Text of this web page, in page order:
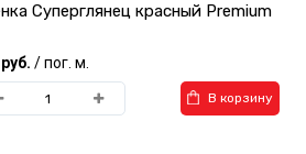
Суперглянец красный Premium
/ пог. м.
В корзину